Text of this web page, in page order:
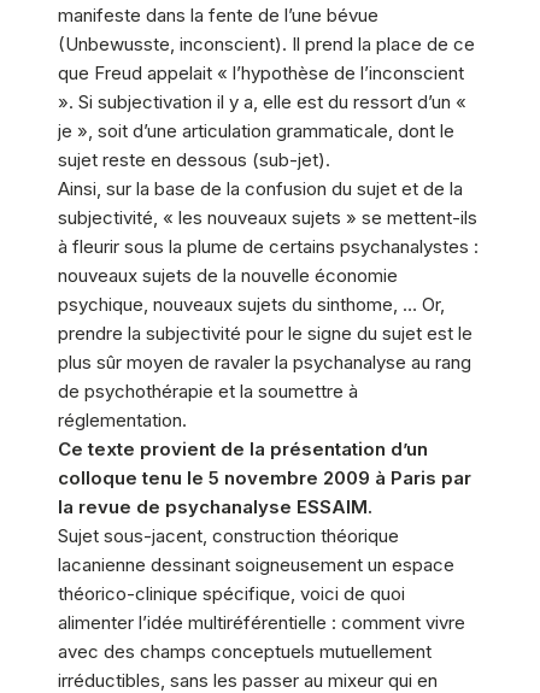
manifeste dans la fente de l’une bévue
(Unbewusste, inconscient). Il prend la place de ce
que Freud appelait « l’hypothèse de l’inconscient
». Si subjectivation il y a, elle est du ressort d’un «
je », soit d’une articulation grammaticale, dont le
sujet reste en dessous (sub-jet).
Ainsi, sur la base de la confusion du sujet et de la
subjectivité, « les nouveaux sujets » se mettent-ils
à fleurir sous la plume de certains psychanalystes :
nouveaux sujets de la nouvelle économie
psychique, nouveaux sujets du sinthome, … Or,
prendre la subjectivité pour le signe du sujet est le
plus sûr moyen de ravaler la psychanalyse au rang
de psychothérapie et la soumettre à
réglementation.
Ce texte provient de la présentation d’un
colloque tenu le 5 novembre 2009 à Paris par
la revue de psychanalyse ESSAIM.
Sujet sous-jacent, construction théorique
lacanienne dessinant soigneusement un espace
théorico-clinique spécifique, voici de quoi
alimenter l’idée multiréférentielle : comment vivre
avec des champs conceptuels mutuellement
irréductibles, sans les passer au mixeur qui en